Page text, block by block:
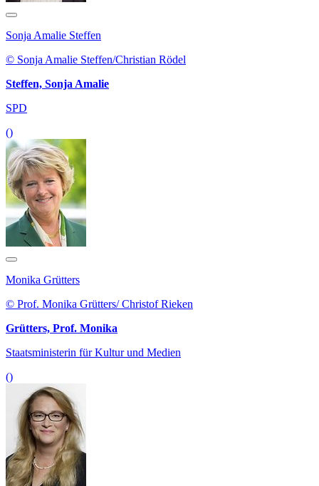
Sonja Amalie Steffen
© Sonja Amalie Steffen/Christian Rödel
Steffen, Sonja Amalie
SPD
()
Monika Grütters
© Prof. Monika Grütters/ Christof Rieken
Grütters, Prof. Monika
Staatsministerin für Kultur und Medien
()